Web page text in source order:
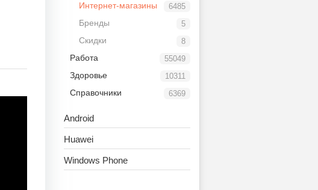
6485
Интернет-магазины
5
Бренды
8
Скидки
55049
Работа
10311
Здоровье
6369
Справочники
Android
Huawei
Windows Phone